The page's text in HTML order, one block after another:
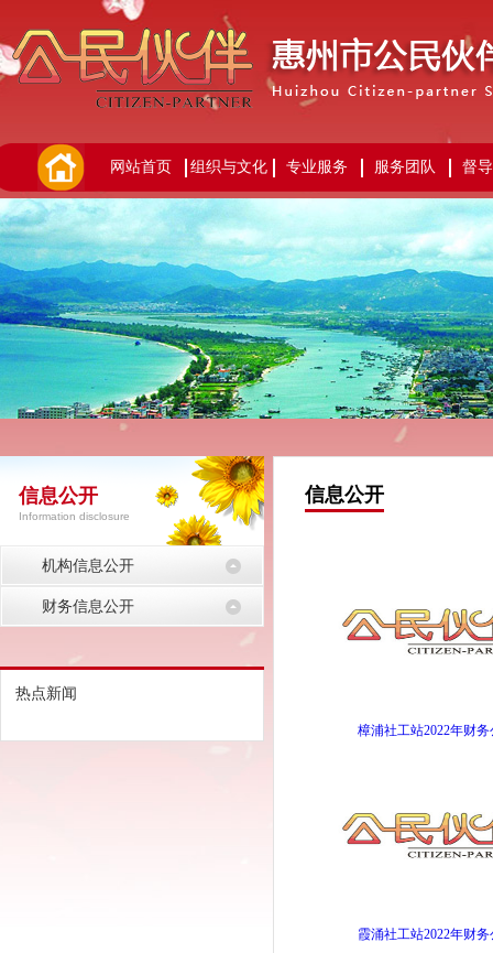
网站首页 组织与文化 专业服务 服务团队 督
信息公开
Information disclosure
机构信息公开
财务信息公开
热点新闻
信息公开
樟浦社工站2022年财务
霞涌社工站2022年财务